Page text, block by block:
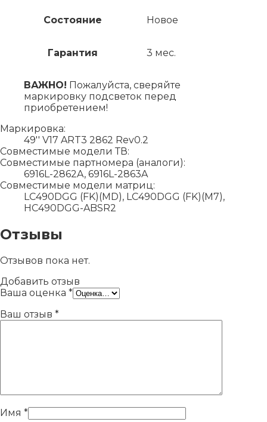
Состояние Новое
Гарантия 3 мес.
ВАЖНО! Пожалуйста, сверяйте
маркировку подсветок перед
приобретением!
Маркировка:
49'' V17 ART3 2862 Rev0.2
Совместимые модели ТВ:
Совместимые партномера (аналоги):
6916L-2862A, 6916L-2863A
Совместимые модели матриц:
LC490DGG (FK)(MD), LC490DGG (FK)(M7),
HC490DGG-ABSR2
Отзывы
Отзывов пока нет.
Добавить отзыв
Ваша оценка *
Ваш отзыв *
Имя *